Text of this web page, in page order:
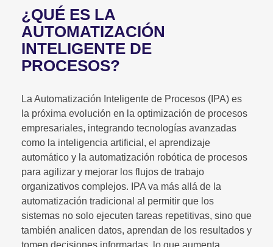
¿QUÉ ES LA
AUTOMATIZACIÓN
INTELIGENTE DE
PROCESOS?
La Automatización Inteligente de Procesos (IPA) es
la próxima evolución en la optimización de procesos
empresariales, integrando tecnologías avanzadas
como la inteligencia artificial, el aprendizaje
automático y la automatización robótica de procesos
para agilizar y mejorar los flujos de trabajo
organizativos complejos. IPA va más allá de la
automatización tradicional al permitir que los
sistemas no solo ejecuten tareas repetitivas, sino que
también analicen datos, aprendan de los resultados y
tomen decisiones informadas, lo que aumenta